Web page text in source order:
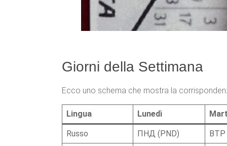
Giorni della Settimana
Ecco uno schema che mostra la
Lingua Lunedì
Russo ПНД (PND) ВТР